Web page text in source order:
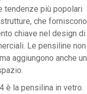
tendenze più popolari
che forniscono
chiave nel design di
Le pensiline non
aggiungono anche un
è la pensilina in vetro.